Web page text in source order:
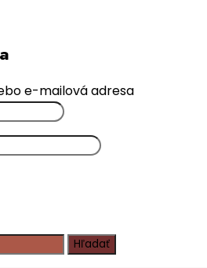
e-mailová adresa